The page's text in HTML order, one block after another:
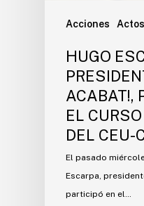
Acciones Actos
HUGO
ACABAT!,
EL
DEL CEU-
El pasado
Escarpa,
participó en el…